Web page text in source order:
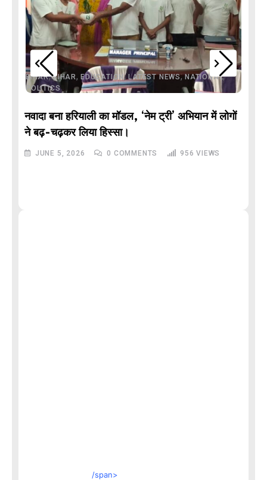
BIHAR,BIHAR, EDUCATION,LATEST NEWS,NATIONAL,
POLITICS
नवादा बना हरियाली का मॉडल, ‘नेम ट्री’ अभियान में लोगों
ने बढ़-चढ़कर लिया हिस्सा।
JUNE 5, 2026 0 COMMENTS 956 VIEWS
/span>